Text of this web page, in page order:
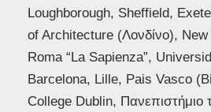
Loughborough, Sheffield,
of Architecture (Λονδίνο),
Roma “La Sapienza”,
Barcelona, Lille, Pais Vasco
College Dublin, Πανεπιστήμιο